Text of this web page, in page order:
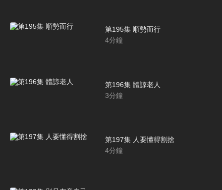
第195集 順勢而行
4分鐘
第196集 體諒老人
3分鐘
第197集 人要懂得割捨
4分鐘